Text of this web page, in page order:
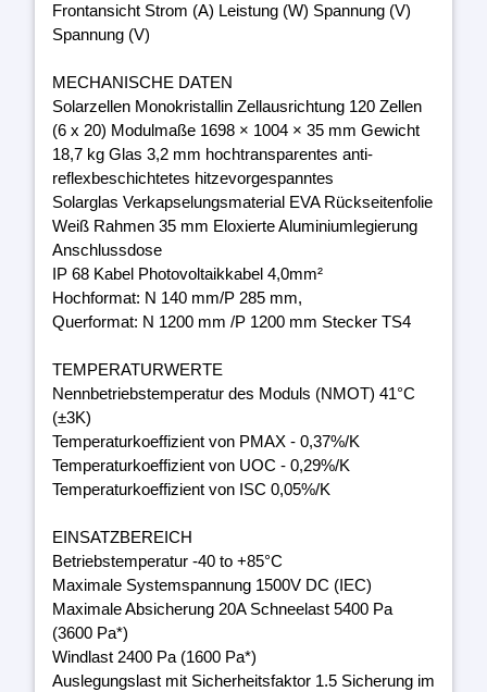
Frontansicht Strom (A) Leistung (W) Spannung (V)
Spannung (V)
MECHANISCHE DATEN
Solarzellen Monokristallin Zellausrichtung 120 Zellen
(6 x 20) Modulmaße 1698 × 1004 × 35 mm Gewicht
18,7 kg Glas 3,2 mm hochtransparentes anti-
reflexbeschichtetes hitzevorgespanntes
Solarglas Verkapselungsmaterial EVA Rückseitenfolie
Weiß Rahmen 35 mm Eloxierte Aluminiumlegierung
Anschlussdose
IP 68 Kabel Photovoltaikkabel 4,0mm²
Hochformat: N 140 mm/P 285 mm,
Querformat: N 1200 mm /P 1200 mm Stecker TS4
TEMPERATURWERTE
Nennbetriebstemperatur des Moduls (NMOT) 41°C
(±3K)
Temperaturkoeffizient von PMAX - 0,37%/K
Temperaturkoeffizient von UOC - 0,29%/K
Temperaturkoeffizient von ISC 0,05%/K
EINSATZBEREICH
Betriebstemperatur -40 to +85°C
Maximale Systemspannung 1500V DC (IEC)
Maximale Absicherung 20A Schneelast 5400 Pa
(3600 Pa*)
Windlast 2400 Pa (1600 Pa*)
Auslegungslast mit Sicherheitsfaktor 1.5 Sicherung im